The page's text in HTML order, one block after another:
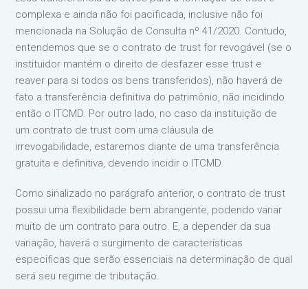
complexa e ainda não foi pacificada, inclusive não foi
mencionada na Solução de Consulta nº 41/2020. Contudo,
entendemos que se o contrato de trust for revogável (se o
instituidor mantém o direito de desfazer esse trust e
reaver para si todos os bens transferidos), não haverá de
fato a transferência definitiva do patrimônio, não incidindo
então o ITCMD. Por outro lado, no caso da instituição de
um contrato de trust com uma cláusula de
irrevogabilidade, estaremos diante de uma transferência
gratuita e definitiva, devendo incidir o ITCMD.
Como sinalizado no parágrafo anterior, o contrato de trust
possui uma flexibilidade bem abrangente, podendo variar
muito de um contrato para outro. E, a depender da sua
variação, haverá o surgimento de características
especificas que serão essenciais na determinação de qual
será seu regime de tributação.